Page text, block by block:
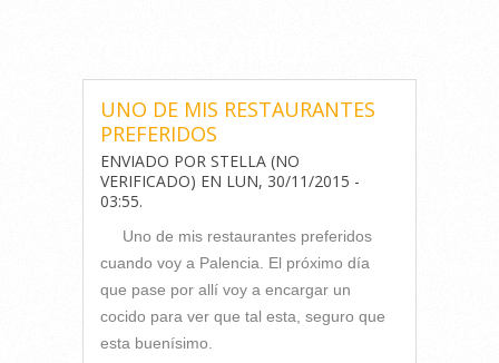
UNO DE MIS RESTAURANTES
PREFERIDOS
ENVIADO POR STELLA (NO
VERIFICADO) EN LUN, 30/11/2015 -
03:55.
Uno de mis restaurantes preferidos
cuando voy a Palencia. El próximo día
que pase por allí voy a encargar un
cocido para ver que tal esta, seguro que
esta buenísimo.